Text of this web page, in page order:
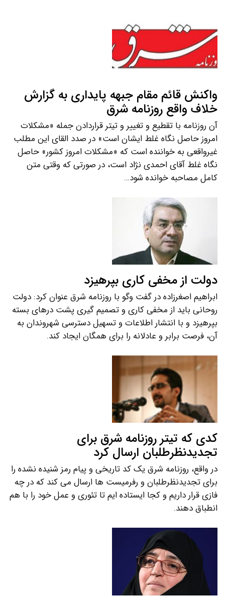
واکنش قائم مقام جبهه پایداری به گزارش
خلاف واقع روزنامه شرق
آن روزنامه با تقطیع و تغییر و تیتر قراردادن جمله «مشکلات
امروز حاصل نگاه غلط ایشان است» در صدد القای این مطلب
غیرواقعی به خواننده است که «مشکلات امروز کشور» حاصل
نگاه غلط آقای احمدی نژاد است، در صورتی که وقتی متن
کامل مصاحبه خوانده شود…
دولت از مخفی کاری بپرهیزد
ابراهیم اصغرزاده در گفت وگو با روزنامه شرق عنوان کرد: دولت
روحانی باید از مخفی کاری و تصمیم گیری پشت درهای بسته
بپرهیزد و با انتشار اطلاعات و تسهیل دسترسی شهروندان به
آن، فرصت برابر و عادلانه را برای همگان ایجاد کند.
کدی که تیتر روزنامه شرق برای
تجدیدنظرطلبان ارسال کرد
در واقع، روزنامه شرق یک کد تاریخی و پیام رمز شنیده نشده را
برای تجدیدنظرطلبان و رفرمیست ها ارسال می کند که در چه
فازی قرار داریم و کجا ایستاده ایم تا تئوری و عمل خود را با هم
انطباق دهند.